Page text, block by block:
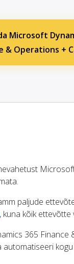
Microsoft
& Operations +
paljude
, kuna kõik
365